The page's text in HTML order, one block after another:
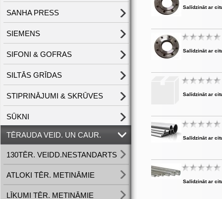
SANHA PRESS
SIEMENS
SIFONI & GOFRAS
SILTĀS GRĪDAS
STIPRINĀJUMI & SKRŪVES
SŪKNI
TĒRAUDA VEID. UN CAUR.
130TĒR. VEIDD.NESTANDARTS
ATLOKI TĒR. METINĀMIE
LĪKUMI TĒR. METINĀMIE
Salīdzināt ar
Salīdzināt ar
Salīdzināt ar
Salīdzināt ar
Salīdzināt ar